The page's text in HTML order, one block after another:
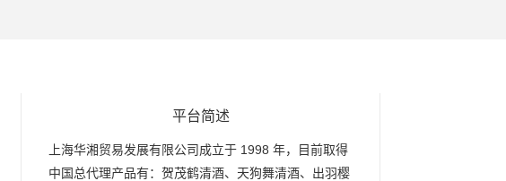
平台简述
上海华湘贸易发展有限公司成立于 1998 年，目前取得
中国总代理产品有：贺茂鹤清酒、天狗舞清酒、出羽樱